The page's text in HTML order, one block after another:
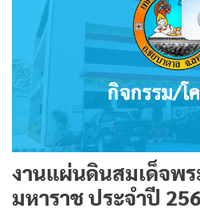
งานแผ่นดินสมเด็จพ
มหาราช ประจำปี